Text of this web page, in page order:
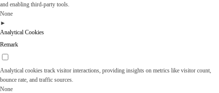
and enabling third-party tools.
None
►
Analytical Cookies
Remark
Analytical cookies track visitor interactions, providing insights on metrics like visitor count,
bounce rate, and traffic sources.
None